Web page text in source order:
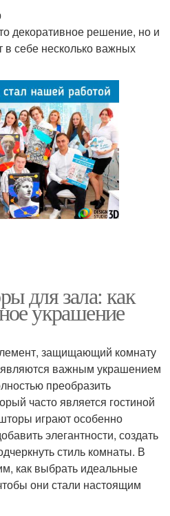
декоративное решение, но и
в себе несколько важных
для зала: как
украшение
защищающий комнату
являются важным украшением
преобразить
часто является гостиной
играют особенно
элегантности, создать
стиль комнаты. В
как выбрать идеальные
они стали настоящим